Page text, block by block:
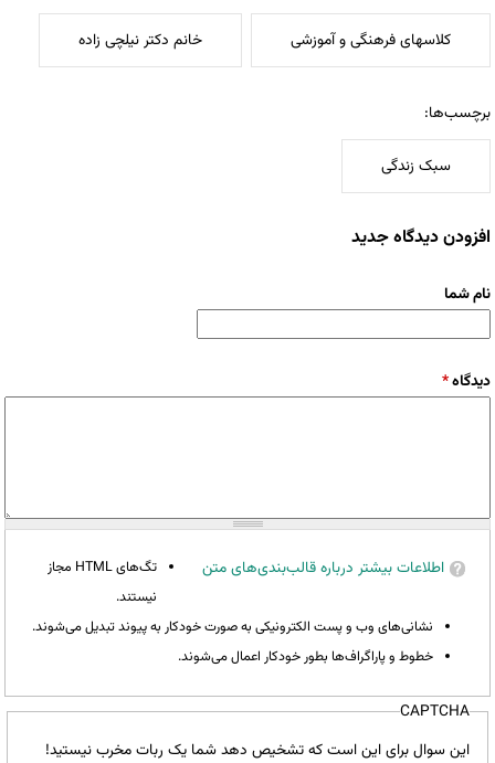
کلاسهای فرهنگی و آموزشی خانم دکتر نیلچی زاده
برچسب‌ها:
سبک زندگی
افزودن دیدگاه جدید
نام شما
دیدگاه*
اطلاعات بیشتر درباره قالب‌بندی‌های متن
تگ‌های HTML مجاز
نیستند.
نشانی‌های وب و پست الکترونیکی به صورت خودکار به پیوند تبدیل می‌شوند.
خطوط و پاراگراف‌ها بطور خودکار اعمال می‌شوند.
CAPTCHA
این سوال برای این است که تشخیص دهد شما یک ربات مخرب نیستید!